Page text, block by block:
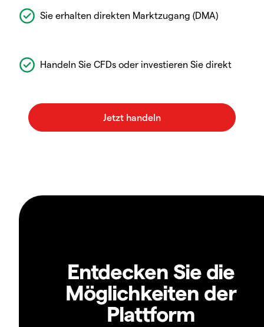
Sie erhalten direkten Marktzugang (DMA)
Handeln Sie CFDs oder investieren Sie direkt
Entdecken Sie die
Möglichkeiten der
Plattform